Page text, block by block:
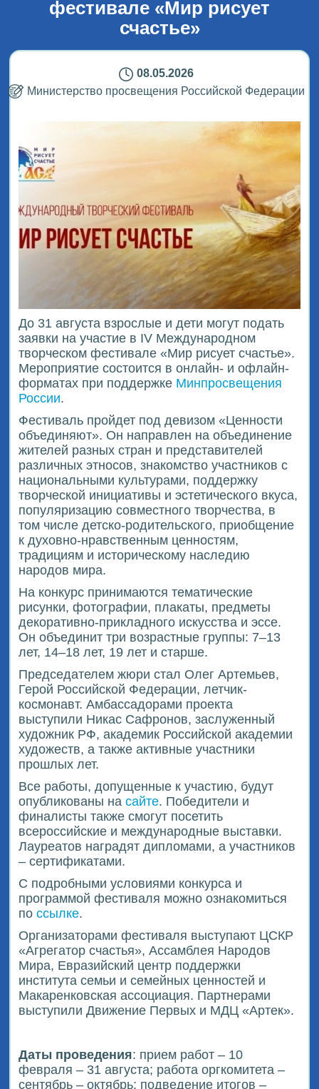
фестивале «Мир рисует
счастье»
08.05.2026
Министерство просвещения Российской Федерации
До 31 августа взрослые и дети могут подать
заявки на участие в IV Международном
творческом фестивале «Мир рисует счастье».
Мероприятие состоится в онлайн- и офлайн-
форматах при поддержке Минпросвещения
России.
Фестиваль пройдет под девизом «Ценности
объединяют». Он направлен на объединение
жителей разных стран и представителей
различных этносов, знакомство участников с
национальными культурами, поддержку
творческой инициативы и эстетического вкуса,
популяризацию совместного творчества, в
том числе детско-родительского, приобщение
к духовно-нравственным ценностям,
традициям и историческому наследию
народов мира.
На конкурс принимаются тематические
рисунки, фотографии, плакаты, предметы
декоративно-прикладного искусства и эссе.
Он объединит три возрастные группы: 7–13
лет, 14–18 лет, 19 лет и старше.
Председателем жюри стал Олег Артемьев,
Герой Российской Федерации, летчик-
космонавт. Амбассадорами проекта
выступили Никас Сафронов, заслуженный
художник РФ, академик Российской академии
художеств, а также активные участники
прошлых лет.
Все работы, допущенные к участию, будут
опубликованы на сайте. Победители и
финалисты также смогут посетить
всероссийские и международные выставки.
Лауреатов наградят дипломами, а участников
– сертификатами.
С подробными условиями конкурса и
программой фестиваля можно ознакомиться
по ссылке.
Организаторами фестиваля выступают ЦСКР
«Агрегатор счастья», Ассамблея Народов
Мира, Евразийский центр поддержки
института семьи и семейных ценностей и
Макаренковская ассоциация. Партнерами
выступили Движение Первых и МДЦ «Артек».
Даты проведения: прием работ – 10
февраля – 31 августа; работа оргкомитета –
сентябрь – октябрь; подведение итогов –